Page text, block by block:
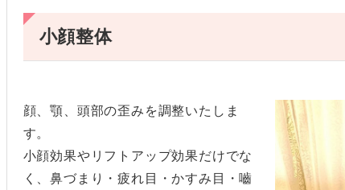
小顔整体
顔、顎、頭部の歪みを調整いたしま
す。
小顔効果やリフトアップ効果だけでな
く、鼻づまり・疲れ目・かすみ目・嚙